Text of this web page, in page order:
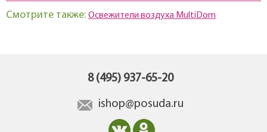
Смотрите также: Освежители воздуха MultiDom
8 (495) 937-65-20
ishop@posuda.ru